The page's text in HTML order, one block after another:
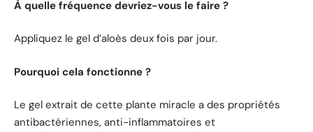
À quelle fréquence devriez-vous le faire ?
Appliquez le gel d’aloès deux fois par jour.
Pourquoi cela fonctionne ?
Le gel extrait de cette plante miracle a des propriétés
antibactériennes, anti-inflammatoires et